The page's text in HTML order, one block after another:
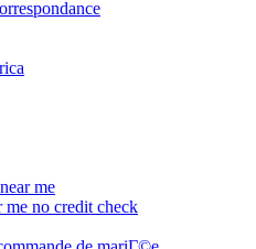
me
me no credit check